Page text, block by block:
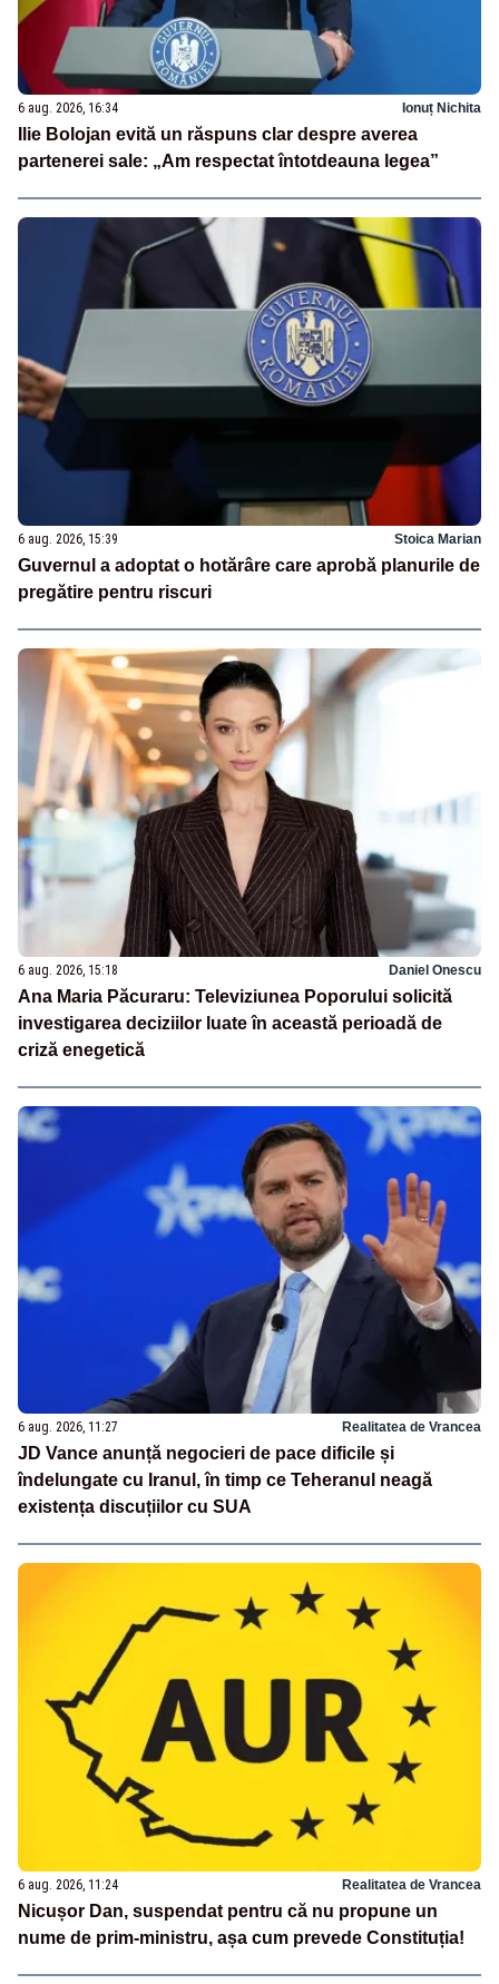
6 aug. 2026, 16:34 Ionuț Nichita
Ilie Bolojan evită un răspuns clar despre averea
partenerei sale: „Am respectat întotdeauna legea”
6 aug. 2026, 15:39 Stoica Marian
Guvernul a adoptat o hotărâre care aprobă planurile de
pregătire pentru riscuri
6 aug. 2026, 15:18 Daniel Onescu
Ana Maria Păcuraru: Televiziunea Poporului solicită
investigarea deciziilor luate în această perioadă de
criză enegetică
6 aug. 2026, 11:27 Realitatea de Vrancea
JD Vance anunță negocieri de pace dificile și
îndelungate cu Iranul, în timp ce Teheranul neagă
existența discuțiilor cu SUA
6 aug. 2026, 11:24 Realitatea de Vrancea
Nicușor Dan, suspendat pentru că nu propune un
nume de prim-ministru, așa cum prevede Constituția!